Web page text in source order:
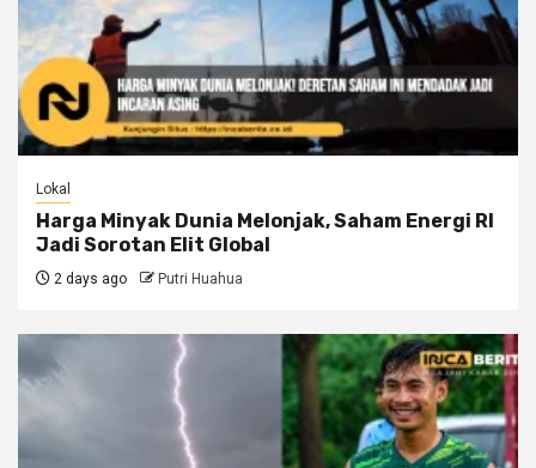
Lokal
Harga Minyak Dunia Melonjak, Saham Energi RI
Jadi Sorotan Elit Global
2 days ago Putri Huahua